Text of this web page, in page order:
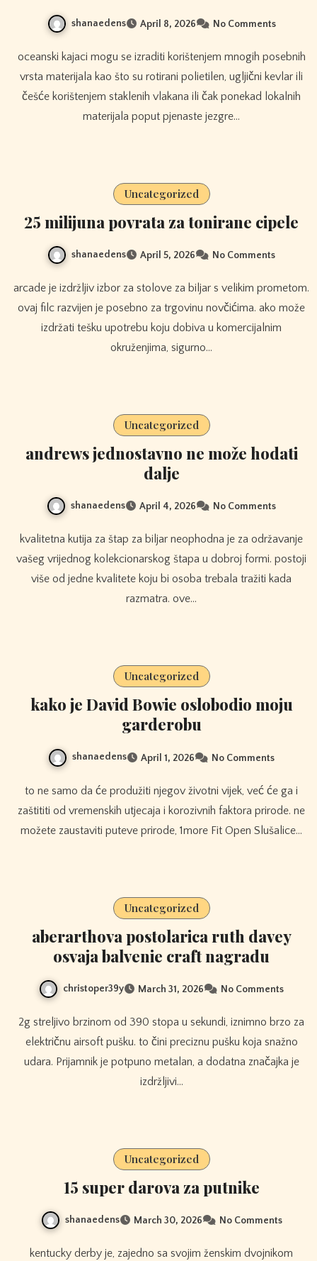
shanaedens April 8, 2026 No Comments
oceanski kajaci mogu se izraditi korištenjem mnogih posebnih
vrsta materijala kao što su rotirani polietilen, ugljični kevlar ili
češće korištenjem staklenih vlakana ili čak ponekad lokalnih
materijala poput pjenaste jezgre…
Uncategorized
25 milijuna povrata za tonirane cipele
shanaedens April 5, 2026 No Comments
arcade je izdržljiv izbor za stolove za biljar s velikim prometom.
ovaj filc razvijen je posebno za trgovinu novčićima. ako može
izdržati tešku upotrebu koju dobiva u komercijalnim
okruženjima, sigurno…
Uncategorized
andrews jednostavno ne može hodati
dalje
shanaedens April 4, 2026 No Comments
kvalitetna kutija za štap za biljar neophodna je za održavanje
vašeg vrijednog kolekcionarskog štapa u dobroj formi. postoji
više od jedne kvalitete koju bi osoba trebala tražiti kada
razmatra. ove…
Uncategorized
kako je David Bowie oslobodio moju
garderobu
shanaedens April 1, 2026 No Comments
to ne samo da će produžiti njegov životni vijek, već će ga i
zaštititi od vremenskih utjecaja i korozivnih faktora prirode. ne
možete zaustaviti puteve prirode, 1more Fit Open Slušalice…
Uncategorized
aberarthova postolarica ruth davey
osvaja balvenie craft nagradu
christoper39y March 31, 2026 No Comments
2g streljivo brzinom od 390 stopa u sekundi, iznimno brzo za
električnu airsoft pušku. to čini preciznu pušku koja snažno
udara. Prijamnik je potpuno metalan, a dodatna značajka je
izdržljivi…
Uncategorized
15 super darova za putnike
shanaedens March 30, 2026 No Comments
kentucky derby je, zajedno sa svojim ženskim dvojnikom